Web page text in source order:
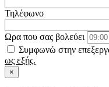
Τηλέφωνο
Ωρα που σας βολεύει
Συμφωνώ στην
ως εξής.
×